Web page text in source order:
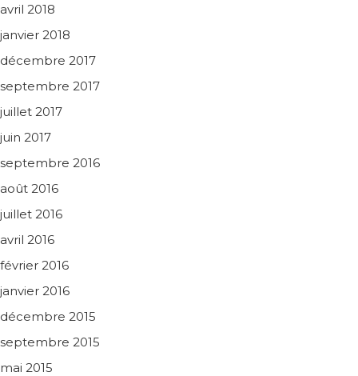
avril 2018
janvier 2018
décembre 2017
septembre 2017
juillet 2017
juin 2017
septembre 2016
août 2016
juillet 2016
avril 2016
février 2016
janvier 2016
décembre 2015
septembre 2015
mai 2015